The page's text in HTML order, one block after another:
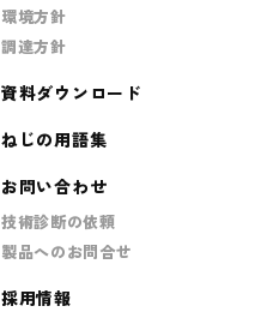
環境方針
調達方針
資料ダウンロード
ねじの用語集
お問い合わせ
技術診断の依頼
製品へのお問合せ
採用情報